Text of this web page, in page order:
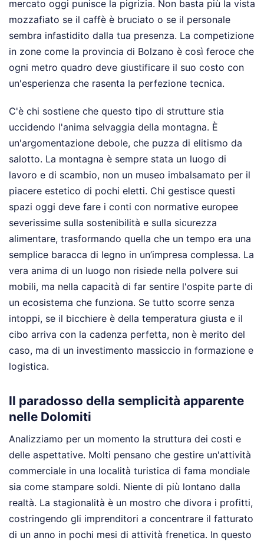
mercato oggi punisce la pigrizia. Non basta più la vista
mozzafiato se il caffè è bruciato o se il personale
sembra infastidito dalla tua presenza. La competizione
in zone come la provincia di Bolzano è così feroce che
ogni metro quadro deve giustificare il suo costo con
un'esperienza che rasenta la perfezione tecnica.
C'è chi sostiene che questo tipo di strutture stia
uccidendo l'anima selvaggia della montagna. È
un'argomentazione debole, che puzza di elitismo da
salotto. La montagna è sempre stata un luogo di
lavoro e di scambio, non un museo imbalsamato per il
piacere estetico di pochi eletti. Chi gestisce questi
spazi oggi deve fare i conti con normative europee
severissime sulla sostenibilità e sulla sicurezza
alimentare, trasformando quella che un tempo era una
semplice baracca di legno in un’impresa complessa. La
vera anima di un luogo non risiede nella polvere sui
mobili, ma nella capacità di far sentire l'ospite parte di
un ecosistema che funziona. Se tutto scorre senza
intoppi, se il bicchiere è della temperatura giusta e il
cibo arriva con la cadenza perfetta, non è merito del
caso, ma di un investimento massiccio in formazione e
logistica.
Il paradosso della semplicità apparente
nelle Dolomiti
Analizziamo per un momento la struttura dei costi e
delle aspettative. Molti pensano che gestire un'attività
commerciale in una località turistica di fama mondiale
sia come stampare soldi. Niente di più lontano dalla
realtà. La stagionalità è un mostro che divora i profitti,
costringendo gli imprenditori a concentrare il fatturato
di un anno in pochi mesi di attività frenetica. In questo